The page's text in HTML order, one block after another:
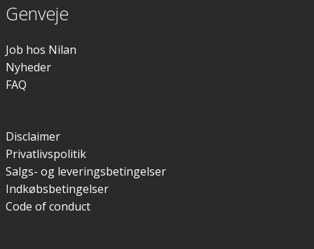
Genveje
Job hos Nilan
Nyheder
FAQ
Disclaimer
Privatlivspolitik
Salgs- og leveringsbetingelser
Indkøbsbetingelser
Code of conduct